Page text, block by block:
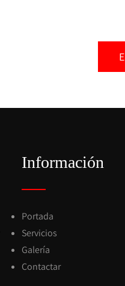
Información
Portada
Servicios
Galería
Contactar